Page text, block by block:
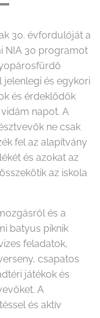
30. évfordulóját a
NIA 30 programot
és egykori
és érdeklődők
napot. A
ne csak
fel az alapítvány
és azokat az
az iskola
és a
batyus piknik
feladatok,
csapatos
játékok és
A
és aktív